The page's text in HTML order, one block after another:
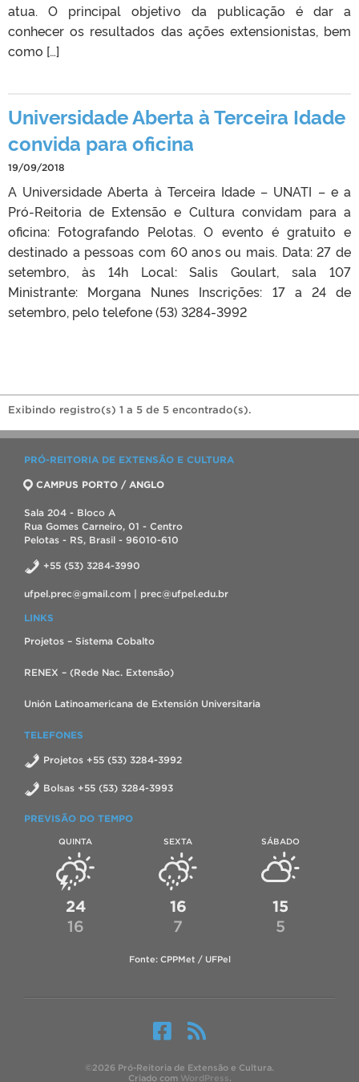
atua. O principal objetivo da publicação é dar a
conhecer os resultados das ações extensionistas, bem
como […]
Universidade Aberta à Terceira Idade
convida para oficina
19/09/2018
A Universidade Aberta à Terceira Idade – UNATI – e a
Pró-Reitoria de Extensão e Cultura convidam para a
oficina: Fotografando Pelotas. O evento é gratuito e
destinado a pessoas com 60 anos ou mais. Data: 27 de
setembro, às 14h Local: Salis Goulart, sala 107
Ministrante: Morgana Nunes Inscrições: 17 a 24 de
setembro, pelo telefone (53) 3284-3992
Exibindo registro(s) 1 a 5 de 5 encontrado(s).
PRÓ-REITORIA DE EXTENSÃO E CULTURA
CAMPUS PORTO / ANGLO
Sala 204 - Bloco A
Rua Gomes Carneiro, 01 - Centro
Pelotas - RS, Brasil - 96010-610
+55 (53) 3284-3990
ufpel.prec@gmail.com | prec@ufpel.edu.br
LINKS
Projetos – Sistema Cobalto
RENEX – (Rede Nac. Extensão)
Unión Latinoamericana de Extensión Universitaria
TELEFONES
Projetos +55 (53) 3284-3992
Bolsas +55 (53) 3284-3993
PREVISÃO DO TEMPO
QUINTA
24
16
SEXTA
16
7
SÁBADO
15
5
Fonte: CPPMet / UFPel
©2026 Pró-Reitoria de Extensão e Cultura.
Criado com WordPress.